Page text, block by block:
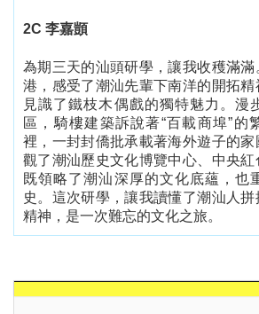
2C 李嘉顗
為期三天的汕頭研學，讓我收穫滿
港，感受了潮汕先輩下南洋的開拓精
見識了鐵枝木偶戲的獨特魅力。漫
區，騎樓建築訴說著“百載商埠”的
裡，一封封僑批承載著海外遊子的
觀了潮汕歷史文化博覽中心、中央紅
既領略了潮汕深厚的文化底蘊，也
史。這次研學，讓我讀懂了潮汕人
精神，是一次難忘的文化之旅。